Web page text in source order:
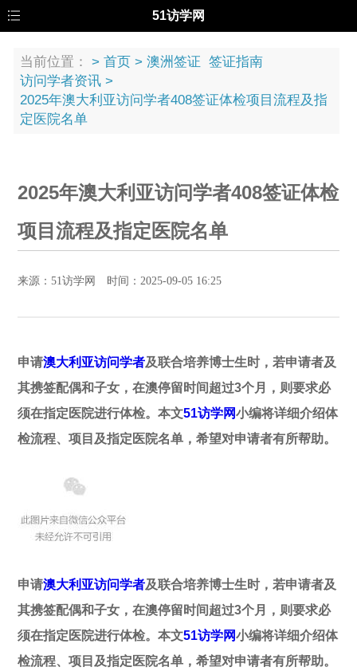
51访学网
当前位置： > 首页 > 澳洲签证 签证指南
访问学者资讯 >
2025年澳大利亚访问学者408签证体检项目流程及指
定医院名单
2025年澳大利亚访问学者408签证体检
项目流程及指定医院名单
来源：51访学网 时间：2025-09-05 16:25
申请澳大利亚访问学者及联合培养博士生时，若申请者及
其携签配偶和子女，在澳停留时间超过3个月，则要求必
须在指定医院进行体检。本文51访学网小编将详细介绍体
检流程、项目及指定医院名单，希望对申请者有所帮助。
申请澳大利亚访问学者及联合培养博士生时，若申请者及
其携签配偶和子女，在澳停留时间超过3个月，则要求必
须在指定医院进行体检。本文51访学网小编将详细介绍体
检流程、项目及指定医院名单，希望对申请者有所帮助。